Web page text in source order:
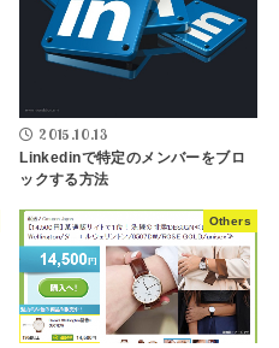
2015.10.13
Linkedinで特定のメンバーをブロ
ックする方法
Others